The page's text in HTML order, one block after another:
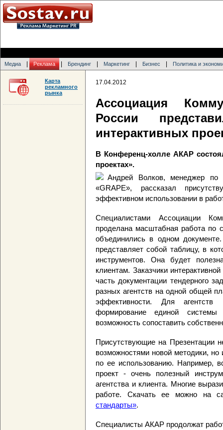
Медиа Реклама Брендинг Маркетинг Бизнес Политика и
17.04.2012
Ассоциация
России
интерактивных
В Конференц-холле АКАР
проектах».
Андрей Волков, менеджер по
«GRAPE», рассказал
эффективном использовании в
Специалистами Ассоциации
проделана масштабная работа по
объединились в одном
представляет собой таблицу, в
инструментов. Она будет
клиентам. Заказчики
часть документации тендерного
разных агентств на одной общей
эффективности. Для
формирование единой системы
возможность сопоставить
Присутствующие на Презентации
возможностями новой методики,
по ее использованию. Например,
проект - очень полезный
агентства и клиента. Многие
работе. Скачать ее можно на
стандарты».
Специалисты АКАР продолжат
Карта
рекламного
рынка